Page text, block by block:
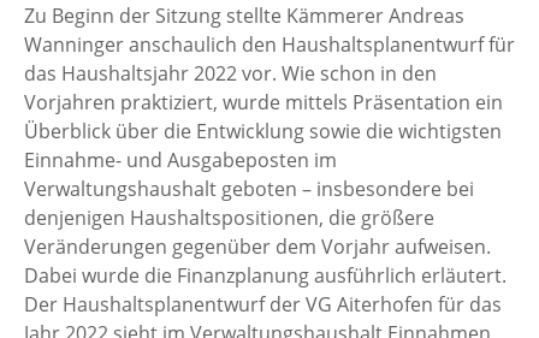
Zu Beginn der Sitzung stellte Kämmerer Andreas
Wanninger anschaulich den Haushaltsplanentwurf für
das Haushaltsjahr 2022 vor. Wie schon in den
Vorjahren praktiziert, wurde mittels Präsentation ein
Überblick über die Entwicklung sowie die wichtigsten
Einnahme- und Ausgabeposten im
Verwaltungshaushalt geboten – insbesondere bei
denjenigen Haushaltspositionen, die größere
Veränderungen gegenüber dem Vorjahr aufweisen.
Dabei wurde die Finanzplanung ausführlich erläutert.
Der Haushaltsplanentwurf der VG Aiterhofen für das